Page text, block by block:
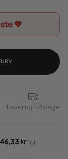
💖
Levering 1-3 dage
46,33 krnu